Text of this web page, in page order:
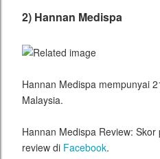
2) Hannan Medispa
Hannan Medispa mempunyai
Malaysia.
Hannan Medispa Review:
review di Facebook.